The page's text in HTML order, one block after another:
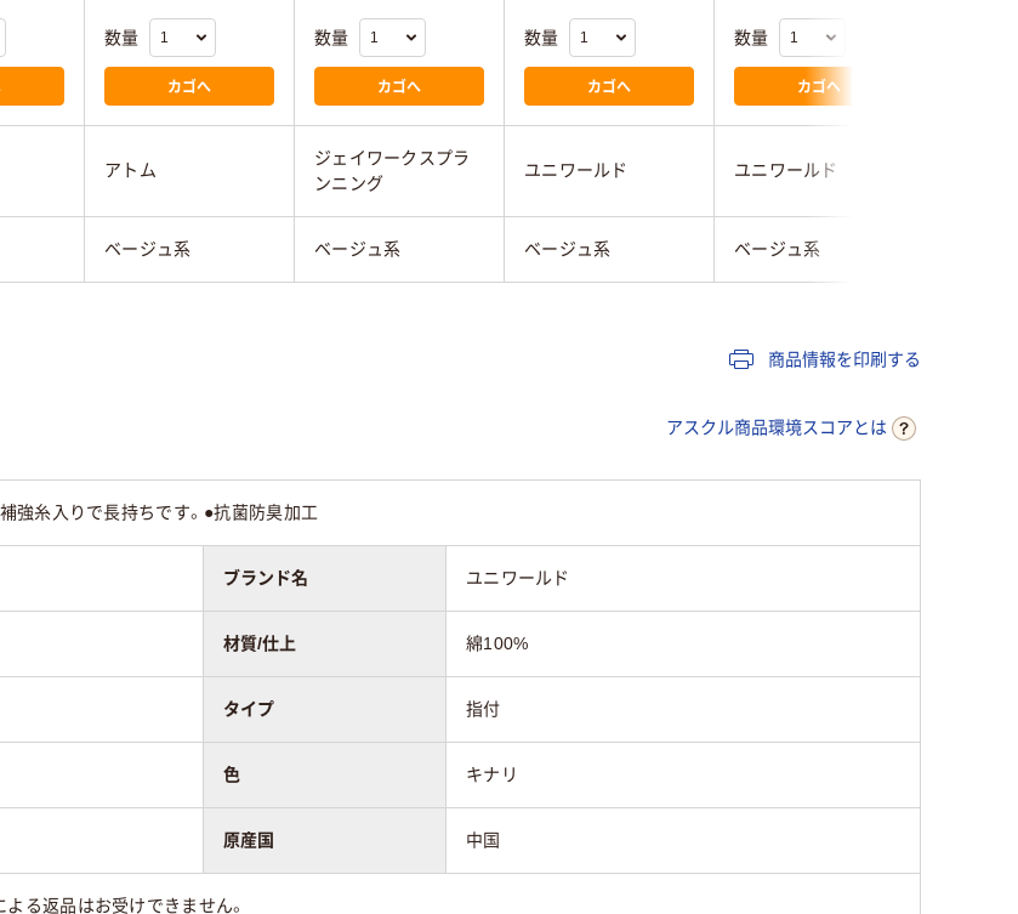
数量
カゴへ
数量
カゴへ
数量
カゴへ
数量
カゴへ
アトム
ジェイワークスプラ
ンニング
ユニワールド ユニワールド
ベージュ系 ベージュ系 ベージュ系 ベージュ系
商品情報を印刷する
アスクル商品環境スコアとは
強糸入りで長持ちです。●抗菌防臭加工
ブランド名 ユニワールド
材質/仕上 綿100%
タイプ 指付
色 キナリ
原産国 中国
よる返品はお受けできません。